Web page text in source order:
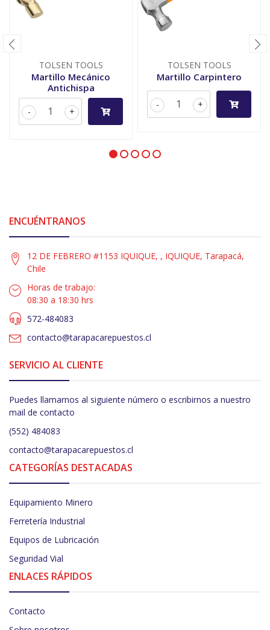
TOLSEN TOOLS
Martillo Mecánico
Antichispa
+
-
TOLSEN TOOLS
Martillo Carpintero
+
-
ENCUÉNTRANOS
12 DE FEBRERO #1153 IQUIQUE, , IQUIQUE, Tarapacá,
Chile
Horas de trabajo:
08:30 a 18:30 hrs
572-484083
contacto@tarapacarepuestos.cl
SERVICIO AL CLIENTE
Puedes llamarnos al siguiente número o escribirnos a nuestro
mail de contacto
(552) 484083
contacto@tarapacarepuestos.cl
CATEGORÍAS DESTACADAS
Equipamiento Minero
Ferretería Industrial
Equipos de Lubricación
Seguridad Vial
ENLACES RÁPIDOS
Contacto